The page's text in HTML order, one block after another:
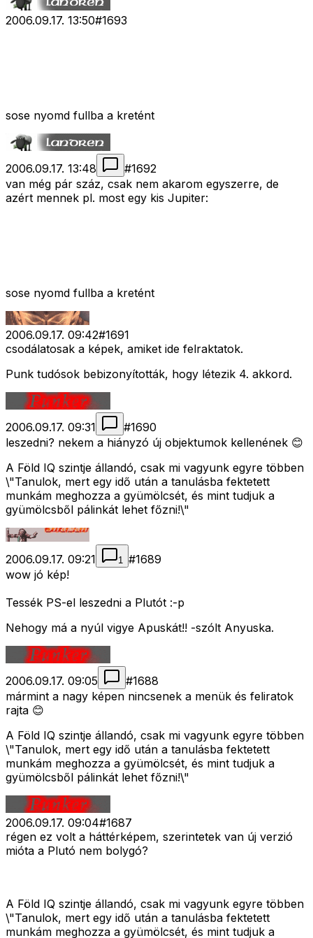
2006.09.17. 13:50#1693
sose nyomd fullba a kretént
2006.09.17. 13:48 #1692
van még pár száz, csak nem akarom egyszerre, de
azért mennek pl. most egy kis Jupiter:
sose nyomd fullba a kretént
2006.09.17. 09:42#1691
csodálatosak a képek, amiket ide felraktatok.
Punk tudósok bebizonyították, hogy létezik 4. akkord.
2006.09.17. 09:31 #1690
leszedni? nekem a hiányzó új objektumok kellenének 😊
A Föld IQ szintje állandó, csak mi vagyunk egyre többen
\"Tanulok, mert egy idő után a tanulásba fektetett
munkám meghozza a gyümölcsét, és mint tudjuk a
gyümölcsből pálinkát lehet főzni!\"
2006.09.17. 09:21 1 #1689
wow jó kép!
Tessék PS-el leszedni a Plutót :-p
Nehogy má a nyúl vigye Apuskát!! -szólt Anyuska.
2006.09.17. 09:05 #1688
mármint a nagy képen nincsenek a menük és feliratok
rajta 😊
A Föld IQ szintje állandó, csak mi vagyunk egyre többen
\"Tanulok, mert egy idő után a tanulásba fektetett
munkám meghozza a gyümölcsét, és mint tudjuk a
gyümölcsből pálinkát lehet főzni!\"
2006.09.17. 09:04#1687
régen ez volt a háttérképem, szerintetek van új verzió
mióta a Plutó nem bolygó?
A Föld IQ szintje állandó, csak mi vagyunk egyre többen
\"Tanulok, mert egy idő után a tanulásba fektetett
munkám meghozza a gyümölcsét, és mint tudjuk a